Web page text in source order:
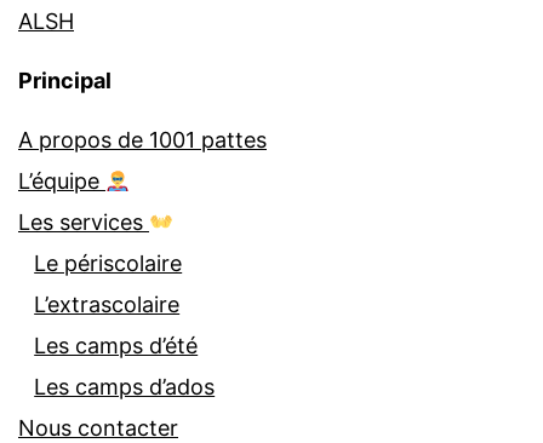
ALSH
Principal
A propos de 1001 pattes
L’équipe
Les services
Le périscolaire
L’extrascolaire
Les camps d’été
Les camps d’ados
Nous contacter